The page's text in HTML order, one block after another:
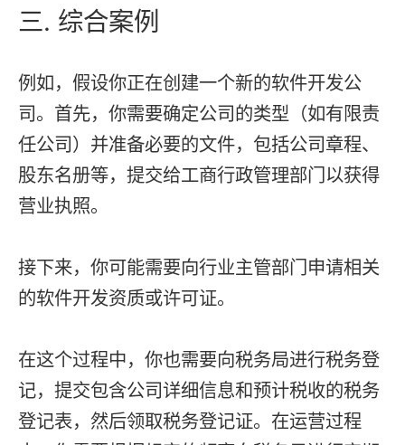
三. 综合案例
例如，假设你正在创建一个新的软件开发公
司。首先，你需要确定公司的类型（如有限责
任公司）并准备必要的文件，包括公司章程、
股东名册等，提交给工商行政管理部门以获得
营业执照。
接下来，你可能需要向行业主管部门申请相关
的软件开发资质或许可证。
在这个过程中，你也需要向税务局进行税务登
记，提交包含公司详细信息和预计税收的税务
登记表，然后领取税务登记证。在运营过程